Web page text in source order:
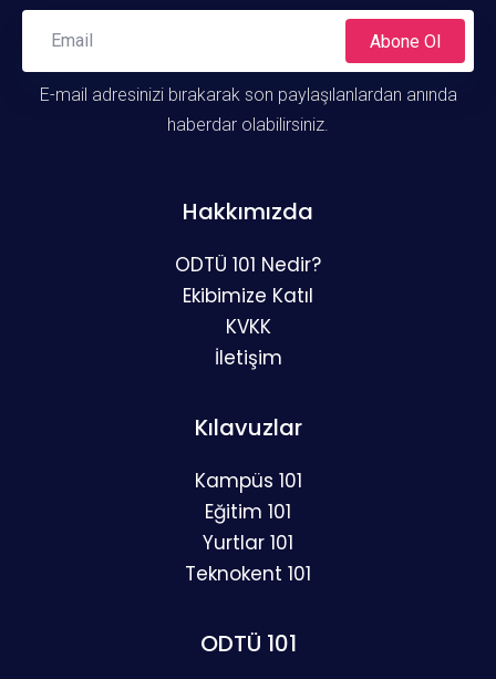
Abone Ol
E-mail adresinizi bırakarak son paylaşılanlardan anında
haberdar olabilirsiniz.
Hakkımızda
ODTÜ 101 Nedir?
Ekibimize Katıl
KVKK
İletişim
Kılavuzlar
Kampüs 101
Eğitim 101
Yurtlar 101
Teknokent 101
ODTÜ 101